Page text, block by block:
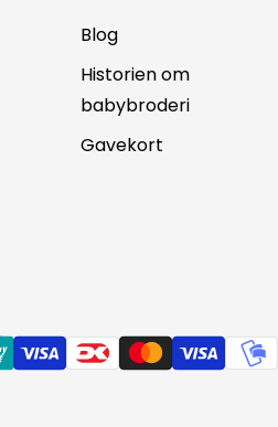
Blog
Historien om
babybroderi
Gavekort